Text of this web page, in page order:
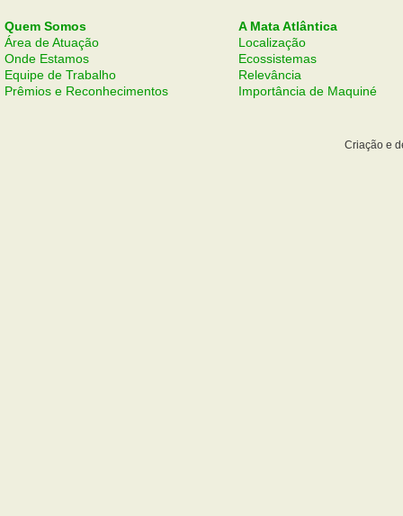
Quem Somos
Área de Atuação
Onde Estamos
Equipe de Trabalho
Prêmios e Reconhecimentos
A Mata Atlântica
Localização
Ecossistemas
Relevância
Importância de Maquiné
Criação e